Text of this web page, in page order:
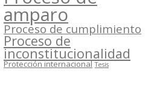
amparo
Proceso de cumplimiento
Proceso de
inconstitucionalidad
Protección internacional Tesis